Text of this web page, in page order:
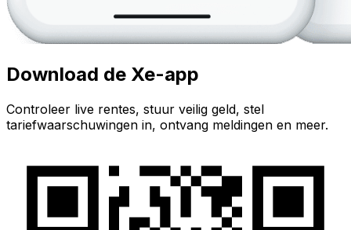
Download de Xe-app
Controleer live rentes, stuur veilig geld, stel
tariefwaarschuwingen in, ontvang meldingen en meer.